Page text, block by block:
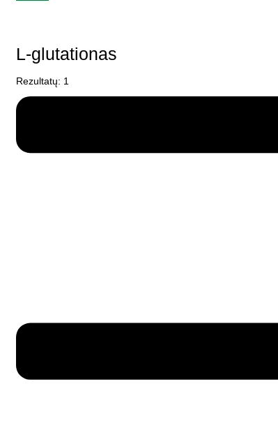
L-glutationas
Rezultatų: 1